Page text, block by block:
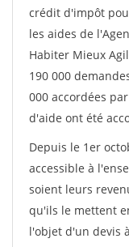
crédit d'impôt
les aides de
Habiter Mieux
190 000
000 accordées
d'aide ont été
Depuis le 1er
accessible à
soient leurs
qu'ils le mettent
l'objet d'un devis